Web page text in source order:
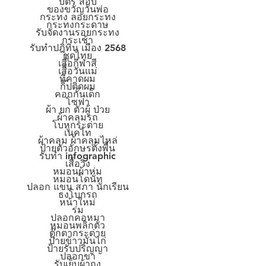
ของขวัญวันพ่อ
กระทง ลอยกระทง
กระทงกระดาษ
รับจัดงานรอยกระทง
กระเช้า
รับทำปฎิทิน เมือง 2568
ชุดไทย
เสื้อกีฬาสี
เสื้อวันแม่
ที่คาดผม
กิ๊ปติดผม
คอกกั้นเด็ก
โซฟา
ผ้า ยก ตัวผู้ ป่วย
ผ้าคลุมรถ
โบหูกระต่าย
เนคไท
ผ้าคลุม ผ้าคลุมไหล่
ป้ายตัวอักษรตั้งพื้น
รับทำ infographic
เสื้อวิ่ง
หมอนผ้าห่ม
หมอนโดนัท
ปลอก แขน สภา นักเรียน
ธงโบกรถ
หน้าใหม่
ร่ม
ปลอกคอหมา
หมอนพลิกตัว
ตุ๊กตากระต่าย
ป้ายข้าวมันไก่
ป้ายรับปริญญา
ปลอกขา